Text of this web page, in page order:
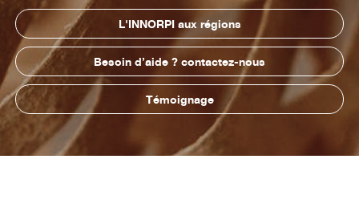
L'INNORPI aux régions
Besoin d’aide ? contactez-nous
Témoignage